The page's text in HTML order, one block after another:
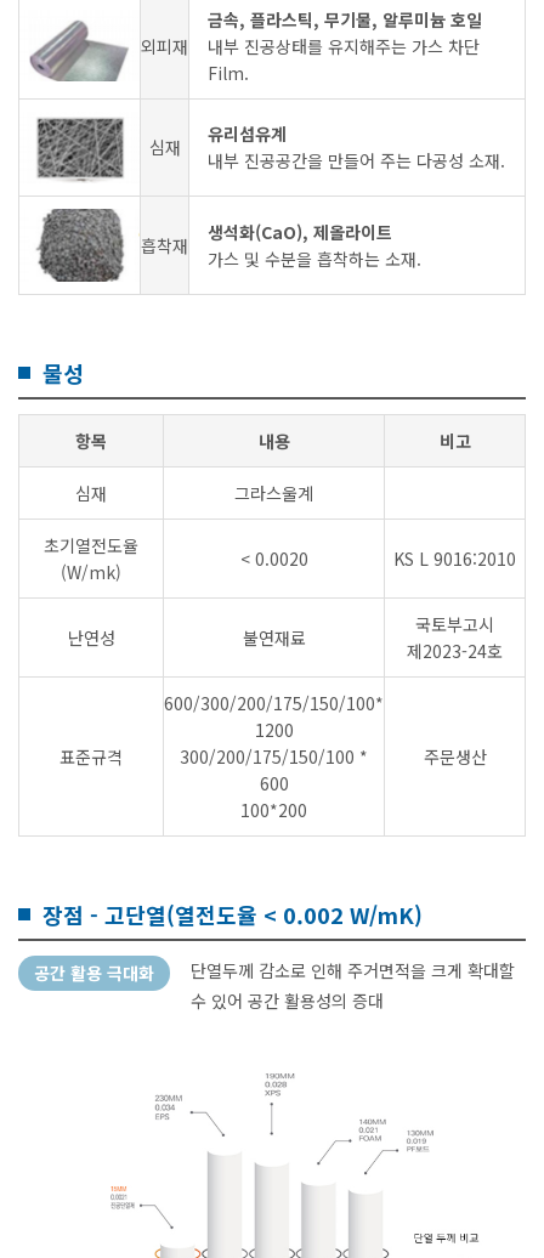
외피재
금속, 플라스틱, 무기물, 알루미늄 호일
내부 진공상태를 유지해주는 가스 차단
Film.
심재
유리섬유계
내부 진공공간을 만들어 주는 다공성 소재.
흡착재
생석화(CaO), 제올라이트
가스 및 수분을 흡착하는 소재.
물성
항목 내용 비고
심재 그라스울계
초기열전도율
(W/mk)
< 0.0020 KS L 9016:2010
난연성 불연재료
국토부고시
제2023-24호
표준규격
600/300/200/175/150/100*
1200
300/200/175/150/100 *
600
100*200
주문생산
장점 - 고단열(열전도율 < 0.002 W/mK)
공간 활용 극대화
단열두께 감소로 인해 주거면적을 크게 확대할
수 있어 공간 활용성의 증대